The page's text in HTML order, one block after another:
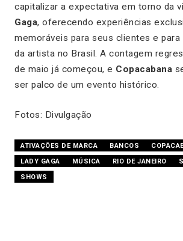
capitalizar a expectativa em torno da
Gaga, oferecendo experiências
memoráveis para seus clientes e
da artista no Brasil. A contagem
de maio já começou, e Copacabana
ser palco de um evento histórico.
Fotos: Divulgação
ATIVAÇÕES DE MARCA BANCOS
LADY GAGA
MÚSICA RIO DE JANEIRO
SHOWS